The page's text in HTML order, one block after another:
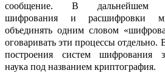
сообщение. В дальнейшем
шифрования и расшифровки
объединять одним словом
оговаривать эти процессы отдельно.
построения систем шифрования
наука под названием криптография.